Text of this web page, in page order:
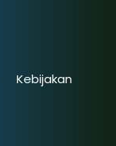
Kebijakan